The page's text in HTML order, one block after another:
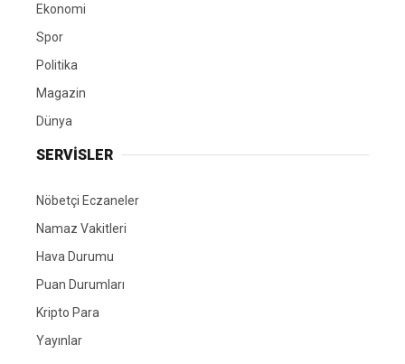
Ekonomi
Spor
Politika
Magazin
Dünya
SERVİSLER
Nöbetçi Eczaneler
Namaz Vakitleri
Hava Durumu
Puan Durumları
Kripto Para
Yayınlar